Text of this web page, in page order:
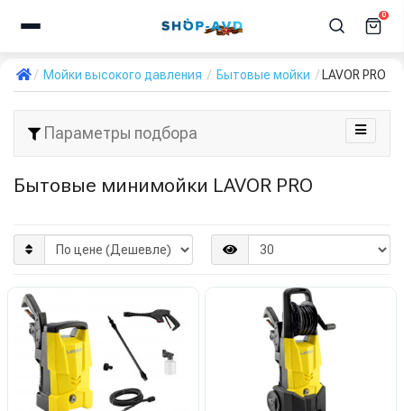
0
Мойки высокого давления Бытовые мойки LAVOR PRO
Параметры подбора
Бытовые минимойки LAVOR PRO